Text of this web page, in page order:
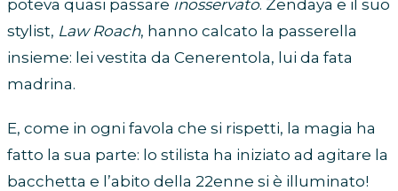
poteva quasi passare inosservato. Zendaya e il suo
stylist, Law Roach, hanno calcato la passerella
insieme: lei vestita da Cenerentola, lui da fata
madrina.
E, come in ogni favola che si rispetti, la magia ha
fatto la sua parte: lo stilista ha iniziato ad agitare la
bacchetta e l’abito della 22enne si è illuminato!